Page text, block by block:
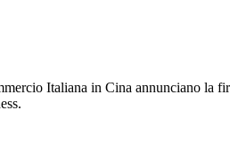
Italiana in Cina annunciano la